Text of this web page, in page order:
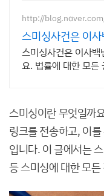
http://
스미싱사건은 이
스미싱사건은 이사백
요. 법률에 대한 모든
스미싱이란 무엇일까
링크를 전송하고, 이
입니다. 이 글에서는
등 스미싱에 대한 모